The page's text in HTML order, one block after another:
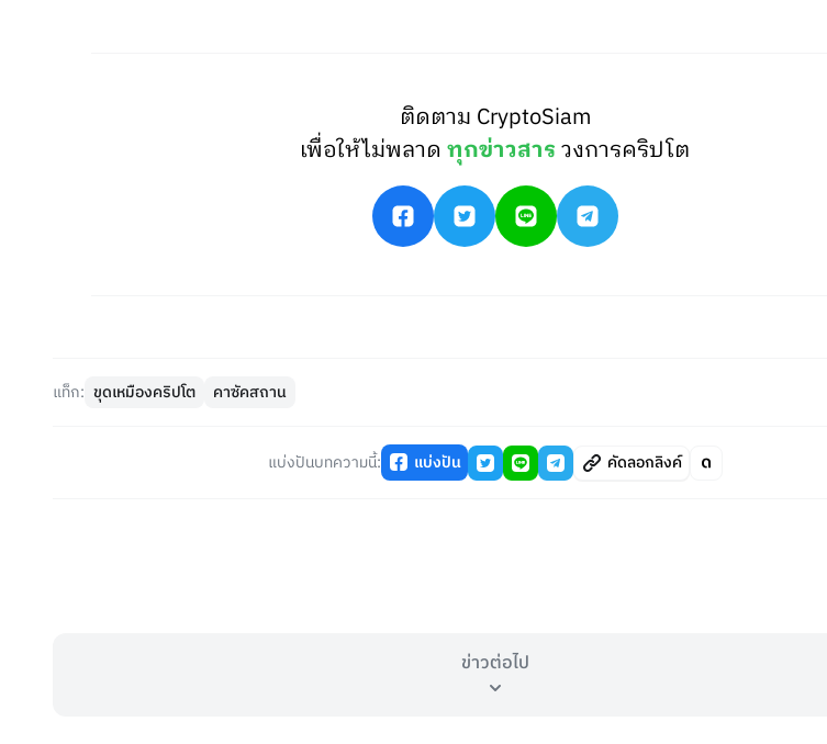
ติดตาม CryptoSiam
เพื่อให้ไม่พลาดทุกข่าวสารวงการคริปโต
แท็ก: ขุดเหมืองคริปโต คาซัคสถาน
แบ่งปันบทความนี้: แบ่งปัน คัดลอกลิงค์
ข่าวต่อไป